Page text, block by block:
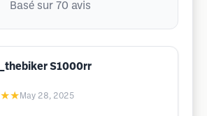
Basé sur 70 avis
S1000rr
May 28, 2025